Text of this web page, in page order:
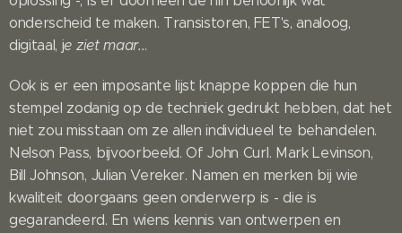
onderscheid te maken. Transistoren, FET's, analoog,
digitaal, je ziet maar...
Ook is er een imposante lijst knappe koppen die hun
stempel zodanig op de techniek gedrukt hebben, dat het
niet zou misstaan om ze allen individueel te behandelen.
Nelson Pass, bijvoorbeeld. Of John Curl. Mark Levinson,
Bill Johnson, Julian Vereker. Namen en merken bij wie
kwaliteit doorgaans geen onderwerp is - die is
gegarandeerd. En wiens kennis van ontwerpen en